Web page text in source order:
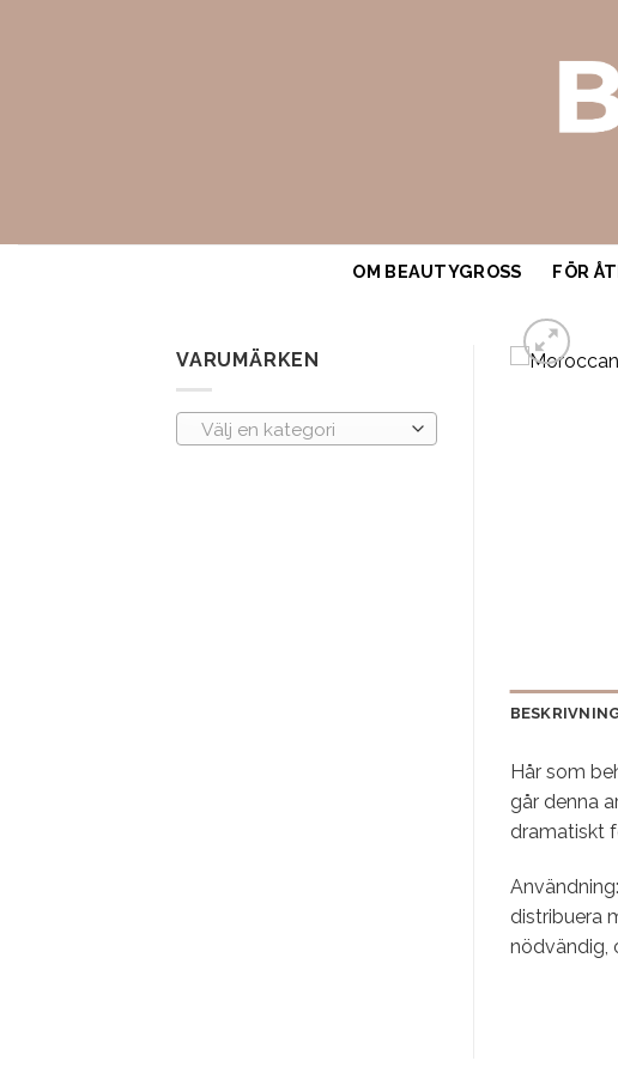
OM BEAUTYGROSS FÖR
VARUMÄRKEN
Välj en kategori
Hår som
går denna
dramatiskt
distribuera
nödvändig,